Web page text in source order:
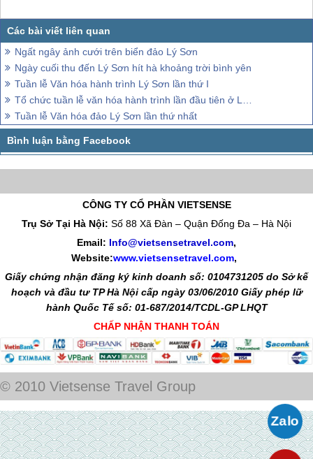
Ngất ngây ảnh cưới trên biển đảo Lý Sơn
Ngày cuối thu đến Lý Sơn hít hà khoảng trời bình yên
Tuần lễ Văn hóa hành trình Lý Sơn lần thứ I
Tổ chức tuần lễ văn hóa hành trình lần đầu tiên ở Lý Sơn
Tuần lễ Văn hóa đảo Lý Sơn lần thứ nhất
CÔNG TY CỔ PHẦN VIETSENSE
Trụ Sở Tại Hà Nội: Số 88 Xã Đàn – Quận Đống Đa – Hà Nội
Email: Info@vietsensetravel.com,
Website:www.vietsensetravel.com,
Giấy chứng nhận đăng ký kinh doanh số: 0104731205 do Sở kế
hoạch và đầu tư TP Hà Nội cấp ngày 03/06/2010 Giấy phép lữ
hành Quốc Tế số: 01-687/2014/TCDL-GP LHQT
CHẤP NHẬN THANH TOÁN
© 2010 Vietsense Travel Group